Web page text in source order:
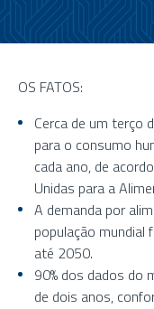
OS FATOS:
Cerca de um terço
para o consumo
cada ano, de
Unidas para a
A demanda por
população mundial
até 2050.
90% dos dados do
de dois anos,